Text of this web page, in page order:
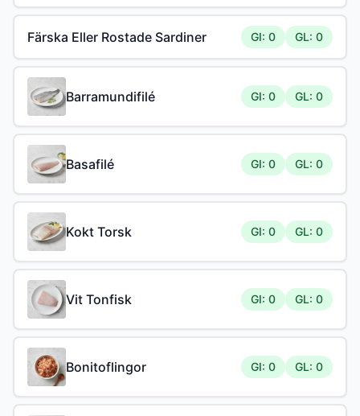
Färska Eller Rostade Sardiner GI: 0 GL: 0
Barramundifilé GI: 0 GL: 0
Basafilé GI: 0 GL: 0
Kokt Torsk GI: 0 GL: 0
Vit Tonfisk GI: 0 GL: 0
Bonitoflingor GI: 0 GL: 0